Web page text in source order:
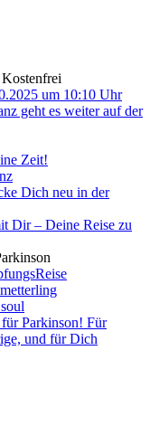
um 10:10 Uhr
geht es weiter auf der
Zeit!
Dich neu in der
Dir – Deine Reise zu
Parkinson! Für
und für Dich